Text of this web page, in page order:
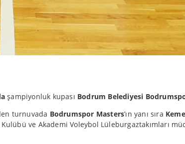
şampiyonluk kupası Bodrum Belediyesi
turnuvada Bodrumspor Masters’ın yanı sıra
ve Akademi Voleybol Lüleburgaztakımları